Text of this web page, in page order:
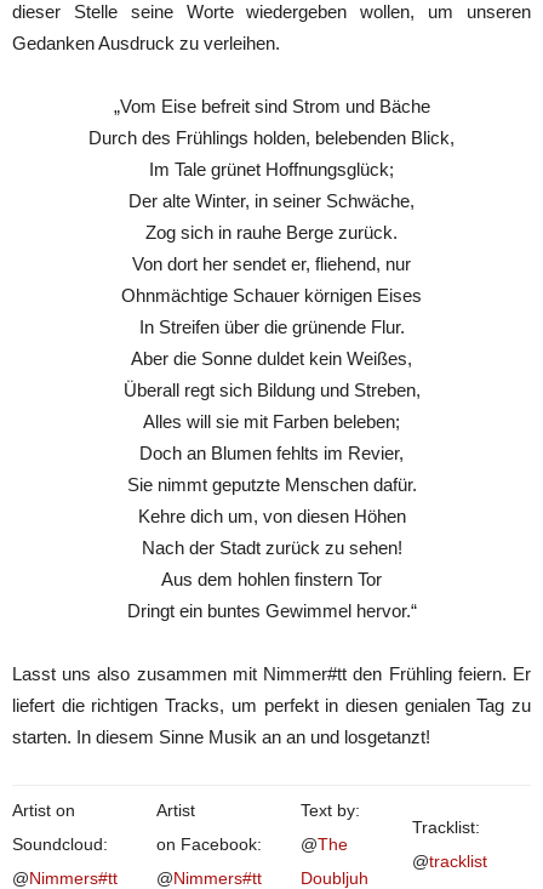
dieser Stelle seine Worte wiedergeben wollen, um unseren
Gedanken Ausdruck zu verleihen.
„Vom Eise befreit sind Strom und Bäche
Durch des Frühlings holden, belebenden Blick,
Im Tale grünet Hoffnungsglück;
Der alte Winter, in seiner Schwäche,
Zog sich in rauhe Berge zurück.
Von dort her sendet er, fliehend, nur
Ohnmächtige Schauer körnigen Eises
In Streifen über die grünende Flur.
Aber die Sonne duldet kein Weißes,
Überall regt sich Bildung und Streben,
Alles will sie mit Farben beleben;
Doch an Blumen fehlts im Revier,
Sie nimmt geputzte Menschen dafür.
Kehre dich um, von diesen Höhen
Nach der Stadt zurück zu sehen!
Aus dem hohlen finstern Tor
Dringt ein buntes Gewimmel hervor.“
Lasst uns also zusammen mit Nimmer#tt den Frühling feiern. Er
liefert die richtigen Tracks, um perfekt in diesen genialen Tag zu
starten. In diesem Sinne Musik an an und losgetanzt!
Artist on
Soundcloud:
@Nimmers#tt
Artist
on Facebook:
@Nimmers#tt
Text by:
@The
Doubljuh
Tracklist:
@tracklist